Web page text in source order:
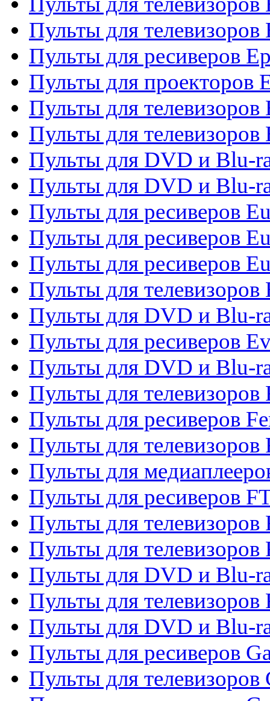
Пульты для телевизоров
Пульты для ресиверов
Пульты для проекторов
Пульты для телевизоров
Пульты для телевизоров
Пульты для DVD и Blu-
Пульты для DVD и Blu-
Пульты для ресиверов
Пульты для ресиверов
Пульты для ресиверов
Пульты для телевизоров
Пульты для DVD и Blu-
Пульты для ресиверов
Пульты для DVD и Blu-
Пульты для телевизоров
Пульты для ресиверов
Пульты для
Пульты для
Пульты для ресиверов
Пульты для телевизоров
Пульты для телевизоров
Пульты для DVD и Blu-
Пульты для телевизоров
Пульты для DVD и Blu-
Пульты для ресиверов
Пульты для телевизоров